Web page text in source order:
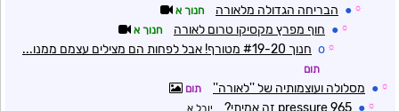
☼
● הבריחה הגדולה מלאורה חנוך א
☼
● חוף מפרץ מקסיקו טרום לאורה חנוך א
☼
o חנוך #19-20 מטורף! אבל לפחות הם מצילים עצמם ממנו...
תום
☼
● מסלולה ועוצמותיה של ''לאורה'' תום
☼
● pressure 965 זה אמיתי? יובל א